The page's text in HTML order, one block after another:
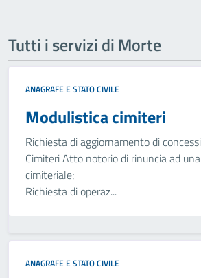
Tutti i servizi di Morte
ANAGRAFE E STATO CIVILE
Modulistica cimiteri
Richiesta di aggiornamento di
Cimiteri Atto notorio di rinuncia ad
cimiteriale;
Richiesta di operaz...
ANAGRAFE E STATO CIVILE